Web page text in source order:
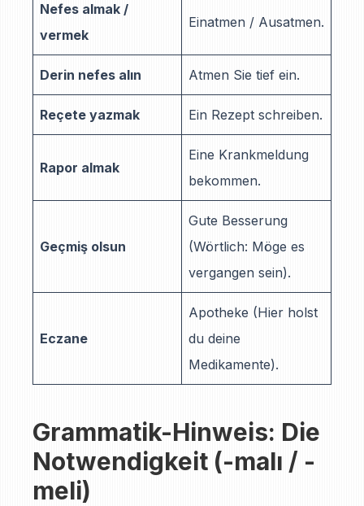
Nefes almak /
vermek
Einatmen / Ausatmen.
Derin nefes alın Atmen Sie tief ein.
Reçete yazmak Ein Rezept schreiben.
Rapor almak
Eine Krankmeldung
bekommen.
Geçmiş olsun
Gute Besserung
(Wörtlich: Möge es
vergangen sein).
Eczane
Apotheke (Hier holst
du deine
Medikamente).
Grammatik-Hinweis: Die
Notwendigkeit (-malı / -
meli)